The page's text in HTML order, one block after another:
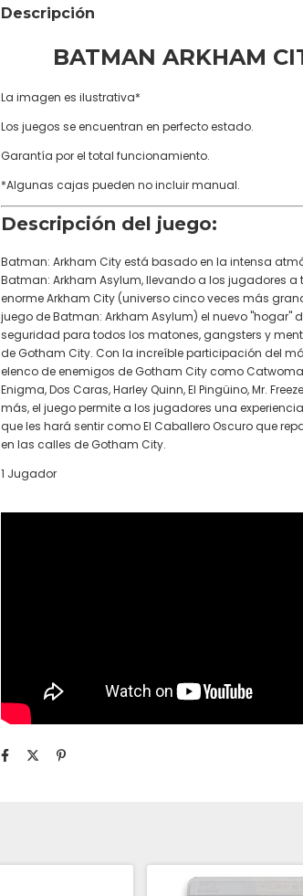
Descripción
BATMAN ARKHAM
La imagen es ilustrativa*
Los juegos se encuentran en perfecto estado.
Garantía por el total funcionamiento.
*Algunas cajas pueden no incluir manual.
Descripción del juego:
Batman: Arkham City está basado en la intensa
Batman: Arkham Asylum, llevando a los jugadores a
enorme Arkham City (universo cinco veces más
juego de Batman: Arkham Asylum) el nuevo "hogar"
seguridad para todos los matones, gangsters y
de Gotham City. Con la increíble participación del
elenco de enemigos de Gotham City como
Enigma, Dos Caras, Harley Quinn, El Pingüino, Mr.
más, el juego permite a los jugadores una
que les hará sentir como El Caballero Oscuro que
en las calles de Gotham City.
1 Jugador